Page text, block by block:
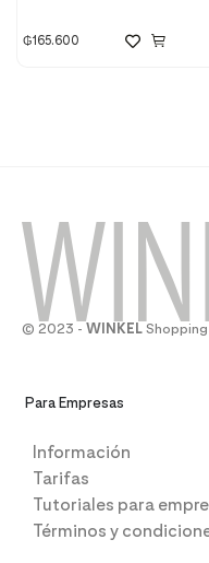
₲165.600
© 2023 - WINKEL
Para Empresas
Información
Tarifas
Tutoriales para
Términos y